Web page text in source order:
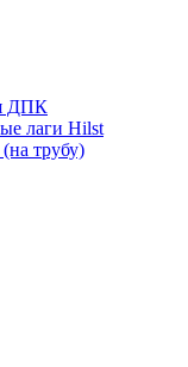
ДПК
лаги Hilst
трубу)